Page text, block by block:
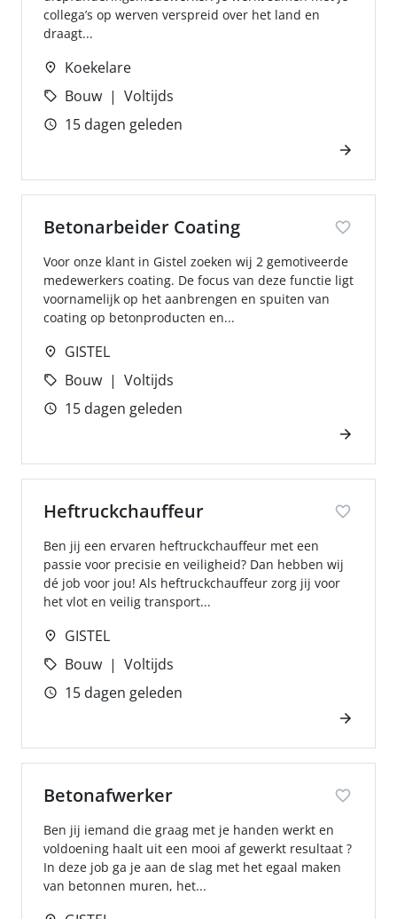
collega’s op werven verspreid over het land en
draagt...
Koekelare
Bouw
Voltijds
15 dagen geleden
Betonarbeider Coating
Voor onze klant in Gistel zoeken wij 2 gemotiveerde
medewerkers coating. De focus van deze functie ligt
voornamelijk op het aanbrengen en spuiten van
coating op betonproducten en...
GISTEL
Bouw
Voltijds
15 dagen geleden
Heftruckchauffeur
Ben jij een ervaren heftruckchauffeur met een
passie voor precisie en veiligheid? Dan hebben wij
dé job voor jou! Als heftruckchauffeur zorg jij voor
het vlot en veilig transport...
GISTEL
Bouw
Voltijds
15 dagen geleden
Betonafwerker
Ben jij iemand die graag met je handen werkt en
voldoening haalt uit een mooi af gewerkt resultaat ?
In deze job ga je aan de slag met het egaal maken
van betonnen muren, het...